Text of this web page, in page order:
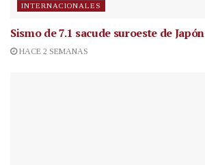
INTERNACIONALES
Sismo de 7.1 sacude suroeste de Japón
HACE 2 SEMANAS